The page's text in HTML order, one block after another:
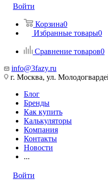
Войти
Корзина0
Избранные товары0
Сравнение товаров0
info@3fazy.ru
г. Москва, ул.
Блог
Бренды
Как купить
Калькуляторы
Компания
Контакты
Новости
...
Войти